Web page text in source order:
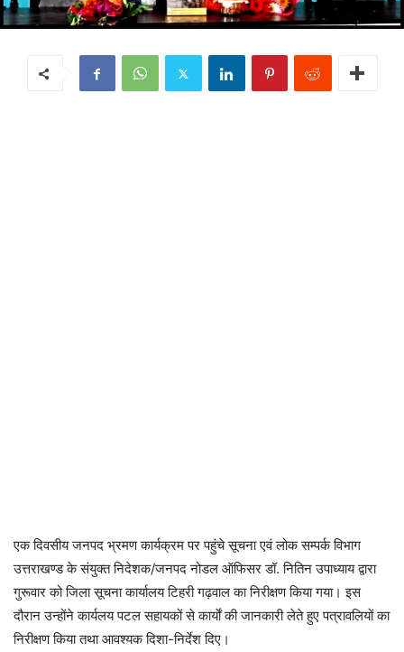
एक दिवसीय जनपद भ्रमण कार्यक्रम पर पहुंचे सूचना एवं लोक सम्पर्क विभाग
उत्तराखण्ड के संयुक्त निदेशक/जनपद नोडल ऑफिसर डॉ. नितिन उपाध्याय द्वारा
गुरूवार को जिला सूचना कार्यालय टिहरी गढ़वाल का निरीक्षण किया गया। इस
दौरान उन्होंने कार्यलय पटल सहायकों से कार्याें की जानकारी लेते हुए पत्रावलियों का
निरीक्षण किया तथा आवश्यक दिशा-निर्देश दिए।